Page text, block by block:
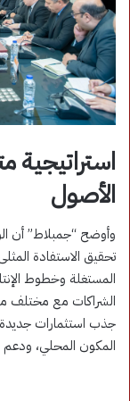
استراتيجية
الأصول
وأوضح “جمبلاط” أن
تحقيق الاستفادة
المستغلة وخطوط
الشراكات مع مختلف
جذب استثمارات
المكون المحلي، ودعم